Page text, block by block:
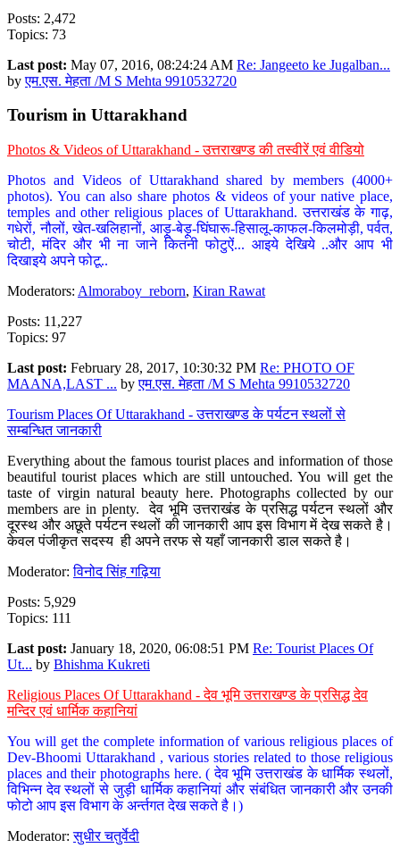
Posts: 2,472
Topics: 73
Last post: May 07, 2016, 08:24:24 AM Re: Jangeeto ke Jugalban...
byएम.एस. मेहता /M S Mehta 9910532720
Tourism in Uttarakhand
Photos & Videos of Uttarakhand - उत्तराखण्ड की तस्वीरें एवं वीडियो
Photos and Videos of Uttarakhand shared by members (4000+
photos). You can also share photos & videos of your native place,
temples and other religious places of Uttarakhand. उत्तराखंड के गाढ़,
गधेरों, नौलों, खेत-खलिहानों, आड़ू-बेड़ू-घिंघारू-हिसालू-काफल-किलमोड़ी, पर्वत,
चोटी, मंदिर और भी ना जाने कितनी फोटुऐं... आइये देखिये ..और आप भी
दिखाइये अपने फोटू..
Moderators: Almoraboy_reborn, Kiran Rawat
Posts: 11,227
Topics: 97
Last post: February 28, 2017, 10:30:32 PM Re: PHOTO OF
MAANA,LAST ... byएम.एस. मेहता /M S Mehta 9910532720
Tourism Places Of Uttarakhand - उत्तराखण्ड के पर्यटन स्थलों से
सम्बन्धित जानकारी
Everything about the famous tourist places and information of those
beautiful tourist places which are still untouched. You will get the
taste of virgin natural beauty here. Photographs collected by our
members are in plenty. देव भूमि उत्तराखंड के प्रसिद्ध पर्यटन स्थलों और
दूरस्थ और अछूते पर्यटन स्थलों की जानकारी आप इस विभाग में देख सकते है।
केवल पंजीकृत सदस्य ही अपने तरफ से यहाँ जानकारी डाल सकते है।
Moderator:विनोद सिंह गढ़िया
Posts: 5,929
Topics: 111
Last post: January 18, 2020, 06:08:51 PM Re: Tourist Places Of
Ut... by Bhishma Kukreti
Religious Places Of Uttarakhand - देव भूमि उत्तराखण्ड के प्रसिद्ध देव
मन्दिर एवं धार्मिक कहानियां
You will get the complete information of various religious places of
Dev-Bhoomi Uttarakhand , various stories related to those religious
places and their photographs here. ( देव भूमि उत्तराखंड के धार्मिक स्थलों,
विभिन्न देव स्थलों से जुड़ी धार्मिक कहानियां और संबंधित जानकारी और उनकी
फोटो आप इस विभाग के अर्न्तगत देख सकते है।)
Moderator:सुधीर चतुर्वेदी